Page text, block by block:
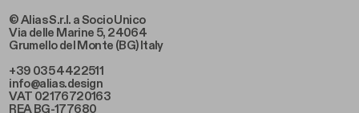
© Alias S.r.l. a Socio Unico
Via delle Marine 5, 24064
Grumello del Monte (BG) Italy
+39 035 4422511
info@alias.design
VAT 02176720163
REA BG-177680